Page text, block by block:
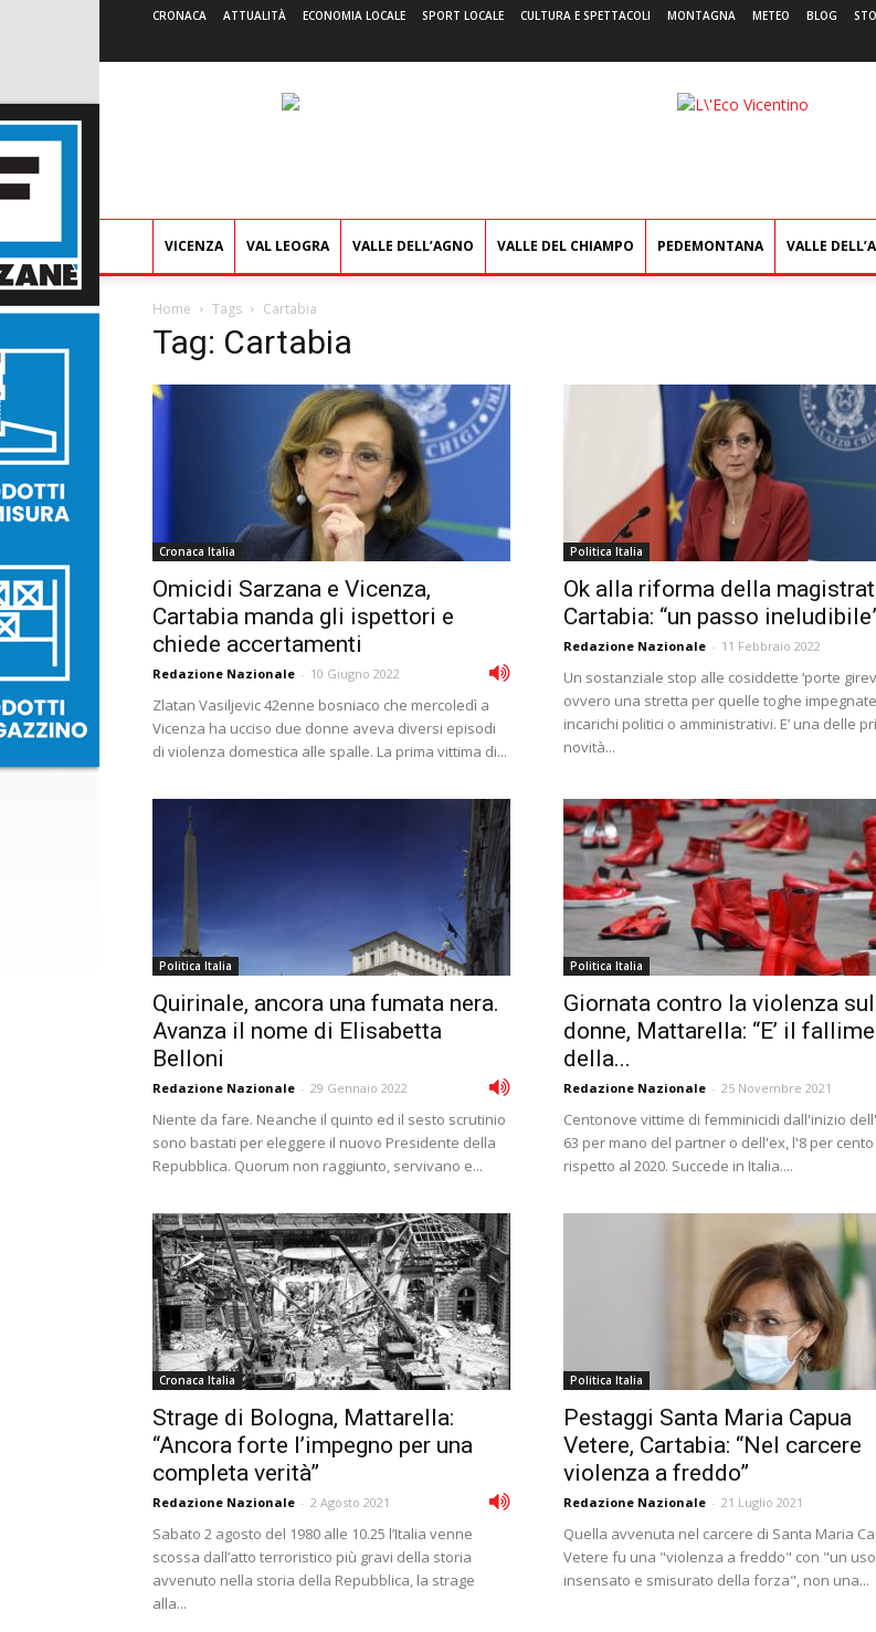
CRONACA ATTUALITÀ ECONOMIA LOCALE SPORT LOCALE CULTURA E SPETTACOLI MONTAGNA METEO BLOG
L'Eco
VICENZA VAL LEOGRA VALLE DELL’AGNO VALLE DEL CHIAMPO PEDEMONTANA VALLE
Home Tags Cartabia
Tag: Cartabia
Cronaca Italia
Omicidi Sarzana e Vicenza,
Cartabia manda gli ispettori e
chiede accertamenti
Redazione Nazionale - 10 Giugno 2022
Zlatan Vasiljevic 42enne bosniaco che mercoledì a
Vicenza ha ucciso due donne aveva diversi episodi
di violenza domestica alle spalle. La prima vittima di...
Politica Italia
Ok alla riforma della
Cartabia: “un passo
Redazione Nazionale - 11 Febbraio 2022
Un sostanziale stop alle cosiddette ‘porte
ovvero una stretta per quelle toghe
incarichi politici o amministrativi. E’ una delle
novità...
Politica Italia
Quirinale, ancora una fumata nera.
Avanza il nome di Elisabetta
Belloni
Redazione Nazionale - 29 Gennaio 2022
Niente da fare. Neanche il quinto ed il sesto scrutinio
sono bastati per eleggere il nuovo Presidente della
Repubblica. Quorum non raggiunto, servivano e...
Politica Italia
Giornata contro la violenza
donne, Mattarella: “E’ il
della...
Redazione Nazionale - 25 Novembre 2021
Centonove vittime di femminicidi dall'inizio
63 per mano del partner o dell'ex, l'8 per
rispetto al 2020. Succede in Italia....
Cronaca Italia
Strage di Bologna, Mattarella:
“Ancora forte l’impegno per una
completa verità”
Redazione Nazionale - 2 Agosto 2021
Sabato 2 agosto del 1980 alle 10.25 l’Italia venne
scossa dall’atto terroristico più gravi della storia
avvenuto nella storia della Repubblica, la strage
alla...
Politica Italia
Pestaggi Santa Maria Capua
Vetere, Cartabia: “Nel carcere
violenza a freddo”
Redazione Nazionale - 21 Luglio 2021
Quella avvenuta nel carcere di Santa Maria
Vetere fu una "violenza a freddo" con "un uso
insensato e smisurato della forza", non una...